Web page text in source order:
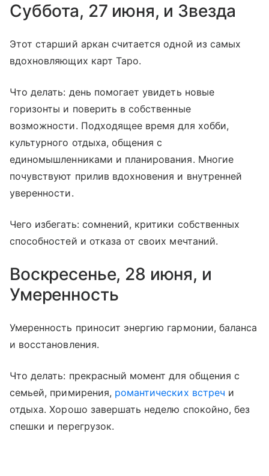
Суббота, 27 июня, и Звезда
Этот старший аркан считается одной из самых
вдохновляющих карт Таро.
Что делать: день помогает увидеть новые
горизонты и поверить в собственные
возможности. Подходящее время для хобби,
культурного отдыха, общения с
единомышленниками и планирования. Многие
почувствуют прилив вдохновения и внутренней
уверенности.
Чего избегать: сомнений, критики собственных
способностей и отказа от своих мечтаний.
Воскресенье, 28 июня, и
Умеренность
Умеренность приносит энергию гармонии, баланса
и восстановления.
Что делать: прекрасный момент для общения с
семьей, примирения, романтических встреч и
отдыха. Хорошо завершать неделю спокойно, без
спешки и перегрузок.